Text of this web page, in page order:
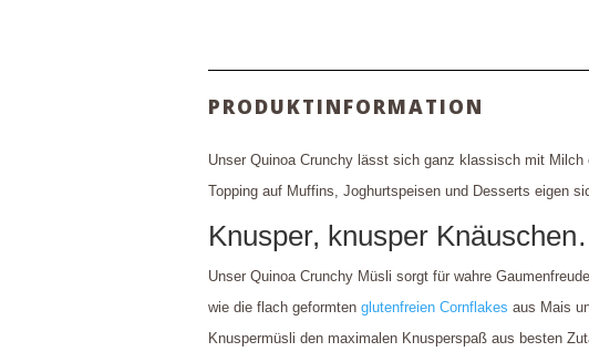
PRODUKTINFORMATION
Unser Quinoa Crunchy lässt sich ganz klassisch mit
Topping auf Muffins, Joghurtspeisen und Desserts eigen
Knusper, knusper
Unser Quinoa Crunchy Müsli sorgt für wahre
wie die flach geformtenglutenfreien Cornflakes aus Mais
Knuspermüsli den maximalen Knusperspaß aus besten